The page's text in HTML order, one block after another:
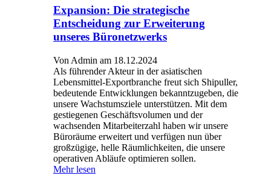
Expansion: Die strategische
Entscheidung zur Erweiterung
unseres Büronetzwerks
Von Admin am 18.12.2024
Als führender Akteur in der asiatischen
Lebensmittel-Exportbranche freut sich Shipuller,
bedeutende Entwicklungen bekanntzugeben, die
unsere Wachstumsziele unterstützen. Mit dem
gestiegenen Geschäftsvolumen und der
wachsenden Mitarbeiterzahl haben wir unsere
Büroräume erweitert und verfügen nun über
großzügige, helle Räumlichkeiten, die unsere
operativen Abläufe optimieren sollen.
Mehr lesen